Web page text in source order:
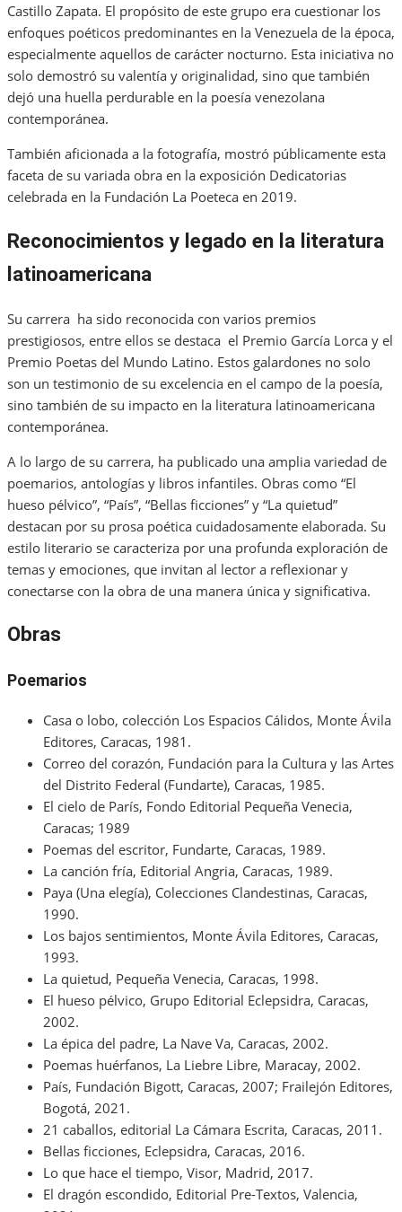
Castillo Zapata. El propósito de este grupo era cuestionar los
enfoques poéticos predominantes en la Venezuela de la época,
especialmente aquellos de carácter nocturno. Esta iniciativa no
solo demostró su valentía y originalidad, sino que también
dejó una huella perdurable en la poesía venezolana
contemporánea.
También aficionada a la fotografía, mostró públicamente esta
faceta de su variada obra en la exposición Dedicatorias
celebrada en la Fundación La Poeteca en 2019.
Reconocimientos y legado en la literatura
latinoamericana
Su carrera ha sido reconocida con varios premios
prestigiosos, entre ellos se destaca el Premio García Lorca y el
Premio Poetas del Mundo Latino. Estos galardones no solo
son un testimonio de su excelencia en el campo de la poesía,
sino también de su impacto en la literatura latinoamericana
contemporánea.
A lo largo de su carrera, ha publicado una amplia variedad de
poemarios, antologías y libros infantiles. Obras como “El
hueso pélvico”, “País”, “Bellas ficciones” y “La quietud”
destacan por su prosa poética cuidadosamente elaborada. Su
estilo literario se caracteriza por una profunda exploración de
temas y emociones, que invitan al lector a reflexionar y
conectarse con la obra de una manera única y significativa.
Obras
Poemarios
Casa o lobo, colección Los Espacios Cálidos, Monte Ávila
Editores, Caracas, 1981.
Correo del corazón, Fundación para la Cultura y las Artes
del Distrito Federal (Fundarte), Caracas, 1985.
El cielo de París, Fondo Editorial Pequeña Venecia,
Caracas; 1989
Poemas del escritor, Fundarte, Caracas, 1989.
La canción fría, Editorial Angria, Caracas, 1989.
Paya (Una elegía), Colecciones Clandestinas, Caracas,
1990.
Los bajos sentimientos, Monte Ávila Editores, Caracas,
1993.
La quietud, Pequeña Venecia, Caracas, 1998.
El hueso pélvico, Grupo Editorial Eclepsidra, Caracas,
2002.
La épica del padre, La Nave Va, Caracas, 2002.
Poemas huérfanos, La Liebre Libre, Maracay, 2002.
País, Fundación Bigott, Caracas, 2007; Frailejón Editores,
Bogotá, 2021.
21 caballos, editorial La Cámara Escrita, Caracas, 2011.
Bellas ficciones, Eclepsidra, Caracas, 2016.
Lo que hace el tiempo, Visor, Madrid, 2017.
El dragón escondido, Editorial Pre-Textos, Valencia,